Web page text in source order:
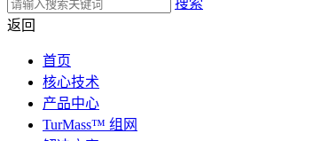
搜索
返回
首页
核心技术
产品中心
TurMass™ 组网